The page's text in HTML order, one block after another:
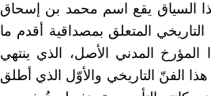
السياق يقع اسم محمد بن إسحاق
قلب الجدل التاريخي المتعلق بمصداقية أقدم ما
المدني الأصل، الذي ينتهي
التاريخي والأوّل الذي أطلق